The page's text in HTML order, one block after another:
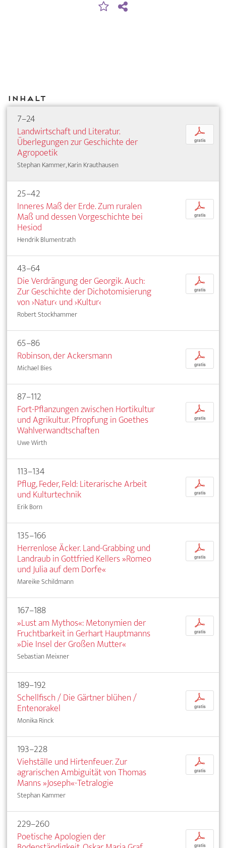
Inhalt
7–24
Landwirtschaft und Literatur.
Überlegungen zur Geschichte der
Agropoetik
Stephan Kammer, Karin Krauthausen
p
gratis
25–42
Inneres Maß der Erde. Zum ruralen
Maß und dessen Vorgeschichte bei
Hesiod
Hendrik Blumentrath
p
gratis
43–64
Die Verdrängung der Georgik. Auch:
Zur Geschichte der Dichotomisierung
von ›Natur‹ und ›Kultur‹
Robert Stockhammer
p
gratis
65–86
Robinson, der Ackersmann
Michael Bies
p
gratis
87–112
Fort-Pflanzungen zwischen Hortikultur
und Agrikultur. Pfropfung in Goethes
Wahlverwandtschaften
Uwe Wirth
p
gratis
113–134
Pflug, Feder, Feld: Literarische Arbeit
und Kulturtechnik
Erik Born
p
gratis
135–166
Herrenlose Äcker. Land-Grabbing und
Landraub in Gottfried Kellers »Romeo
und Julia auf dem Dorfe«
Mareike Schildmann
p
gratis
167–188
»Lust am Mythos«: Metonymien der
Fruchtbarkeit in Gerhart Hauptmanns
»Die Insel der Großen Mutter«
Sebastian Meixner
p
gratis
189–192
Schellfisch / Die Gärtner blühen /
Entenorakel
Monika Rinck
p
gratis
193–228
Viehställe und Hirtenfeuer. Zur
agrarischen Ambiguität von Thomas
Manns »Joseph«-Tetralogie
Stephan Kammer
p
gratis
229–260
Poetische Apologien der
p
gratis